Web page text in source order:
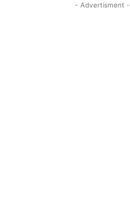
- Advertisment -